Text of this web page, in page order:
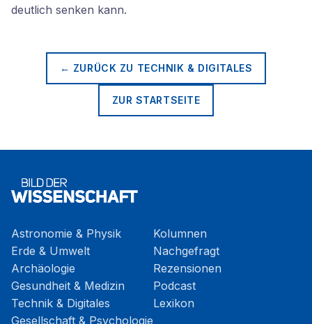
deutlich senken kann.
← ZURÜCK ZU TECHNIK & DIGITALES
ZUR STARTSEITE
Astronomie & Physik
Erde & Umwelt
Archäologie
Gesundheit & Medizin
Technik & Digitales
Gesellschaft & Psychologie
Kolumnen
Nachgefragt
Rezensionen
Podcast
Lexikon